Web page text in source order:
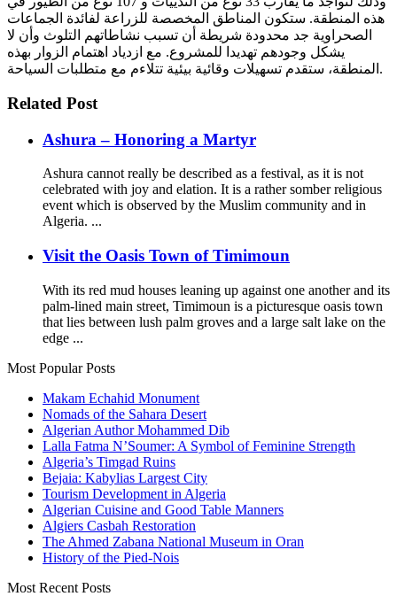
هذه المنطقة. ستكون المناطق المخصصة للزراعة لفائدة الجماعات
الصحراوية جد محدودة شريطة أن تسبب نشاطاتهم التلوث وأن لا
يشكل وجودهم تهديدا للمشروع. مع ازدياد اهتمام الزوار بهذه
المنطقة، ستقدم تسهيلات وقائية بيئية تتلاءم مع متطلبات السياحة.
Related Post
Ashura – Honoring a Martyr
Ashura cannot really be described as a festival, as it is not
celebrated with joy and elation. It is a rather somber religious
event which is observed by the Muslim community and in
Algeria. ...
Visit the Oasis Town of Timimoun
With its red mud houses leaning up against one another and its
palm-lined main street, Timimoun is a picturesque oasis town
that lies between lush palm groves and a large salt lake on the
edge ...
Most Popular Posts
Makam Echahid Monument
Nomads of the Sahara Desert
Algerian Author Mohammed Dib
Lalla Fatma N’Soumer: A Symbol of Feminine Strength
Algeria’s Timgad Ruins
Bejaia: Kabylias Largest City
Tourism Development in Algeria
Algerian Cuisine and Good Table Manners
Algiers Casbah Restoration
The Ahmed Zabana National Museum in Oran
History of the Pied-Nois
Most Recent Posts